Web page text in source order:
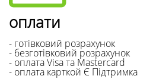
оплати
- готівковий розрахунок
- безготівковий розрахунок
- оплата Visa та Mastercard
- оплата карткой Є Підтримка